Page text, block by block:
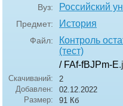
Вуз: Российский
Предмет: История
Файл:
Контроль
(тест)
/ FAf-fBJPm-E
Скачиваний:
2
Добавлен:
02.12.2022
Размер:
91 Кб